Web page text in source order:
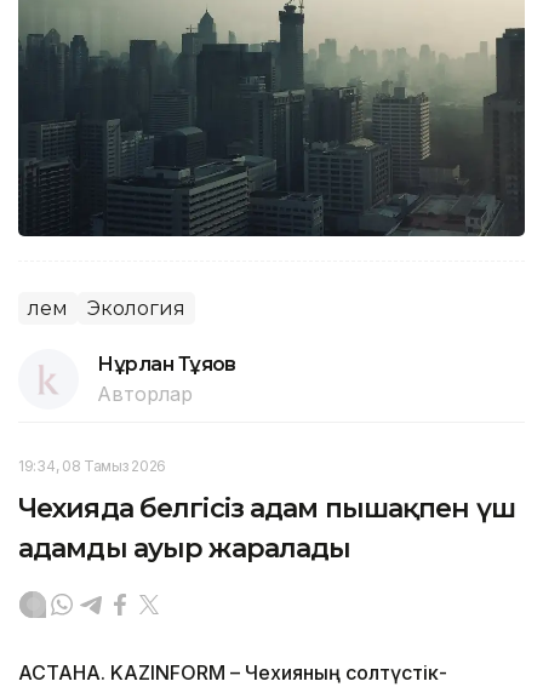
Әлем Экология
Нұрлан Тұяқов
Авторлар
19:34, 08 Тамыз 2026
Чехияда белгісіз адам пышақпен үш
адамды ауыр жаралады
АСТАНА. KAZINFORM – Чехияның солтүстік-